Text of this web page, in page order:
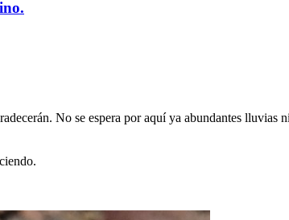
No se espera por aquí ya abundantes